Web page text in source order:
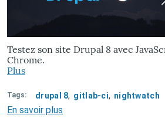
Testez son site Drupal 8 avec
Chrome.
Plus
Tags drupal 8 gitlab-ci nightwatch
En savoir plus